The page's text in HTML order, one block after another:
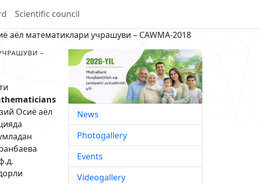
Scientific council
аёл математиклари учрашуви – CАWМА-2018
–
Осиё аёл
News
Photogallery
Events
Videogallery